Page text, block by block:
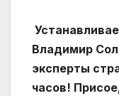
Владимир
эксперты
часов!